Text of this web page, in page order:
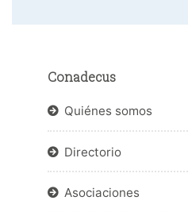
Conadecus
Quiénes somos
Directorio
Asociaciones